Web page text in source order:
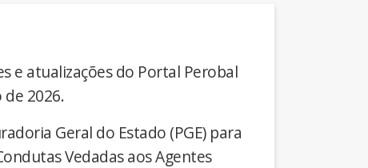
e atualizações do Portal Perobal
2026.
Geral do Estado (PGE) para
Vedadas aos Agentes